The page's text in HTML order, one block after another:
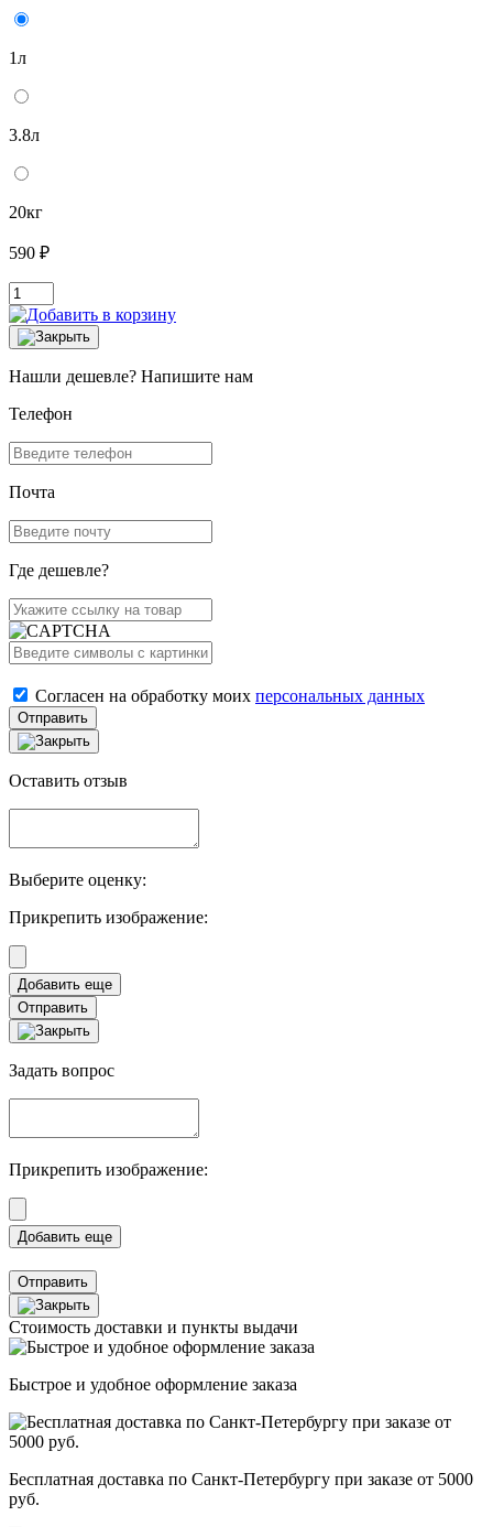
1л
3.8л
20кг
590 ₽
Нашли дешевле? Напишите нам
Телефон
Почта
Где дешевле?
Согласен на обработку моих персональных данных
Отправить
Оставить отзыв
Выберите оценку:
Прикрепить изображение:
Отправить
Задать вопрос
Прикрепить изображение:
Отправить
Стоимость доставки и пункты выдачи
Быстрое и удобное оформление заказа
Бесплатная доставка по Санкт-Петербургу при заказе от 5000
руб.